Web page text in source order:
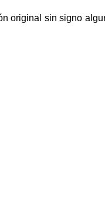
original sin signo